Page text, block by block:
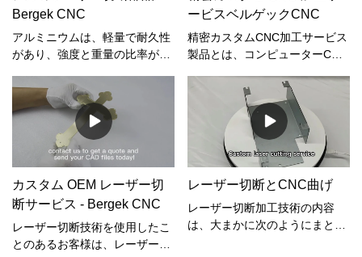
確なカットが作成されます。
Bergek CNC
アルミニウムは、軽量で耐久性
があり、強度と重量の比率が高
れている金属の 1 つです。その
ため、多くの産業用途で選択さ
れる材料です。レーザー切断
は、航空宇宙から自動車など、
さまざまな産業の部品にアルミ
広く正確な方法です。
ービスベルゲックCNC
精密カスタムCNC加工サービス
製品とは、コンピューターCNC
で正確な製品を指します。この
製造方法では、コンピュータ制
御の機械を使用して、金属、プ
ラスチック、複合材料などのさ
まざまな材料から部品やコンポ
カスタム OEM レーザー切
断サービス - Bergek CNC
レーザー切断技術を使用したこ
とのあるお客様は、レーザー切
レーザー切断とCNC曲げ
レーザー切断加工技術の内容
は、大まかに次のようにまとめ